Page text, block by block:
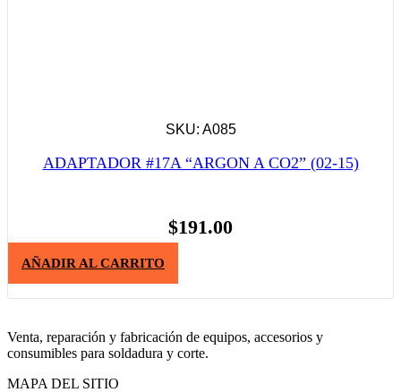
SKU: A085
ADAPTADOR #17A “ARGON A CO2” (02-15)
$191.00
AÑADIR AL CARRITO
Venta, reparación y fabricación de equipos, accesorios y
consumibles para soldadura y corte.
MAPA DEL SITIO